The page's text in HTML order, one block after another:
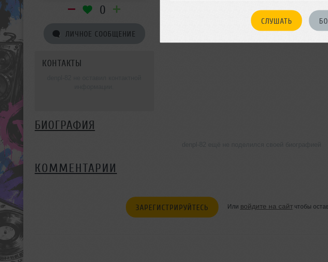
СЛУШАТЬ
0
ЛИЧНОЕ СООБЩЕНИЕ
КОНТАКТЫ
БИОГРАФИЯ
КОММЕНТАРИИ
ЗАРЕГИСТРИРУЙТЕСЬ Или войдите на сайтчтобы